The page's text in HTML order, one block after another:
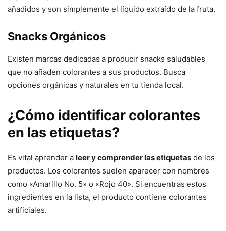
añadidos y son simplemente el líquido extraído de la fruta.
Snacks Orgánicos
Existen marcas dedicadas a producir snacks saludables
que no añaden colorantes a sus productos. Busca
opciones orgánicas y naturales en tu tienda local.
¿Cómo identificar colorantes
en las etiquetas?
Es vital aprender a leer y comprender las etiquetas de los
productos. Los colorantes suelen aparecer con nombres
como «Amarillo No. 5» o «Rojo 40». Si encuentras estos
ingredientes en la lista, el producto contiene colorantes
artificiales.